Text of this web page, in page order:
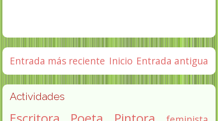
Entrada más reciente Entrada antigua
Inicio
Actividades